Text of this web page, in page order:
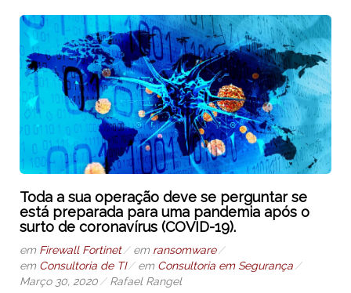
Toda a sua operação deve se perguntar se
está preparada para uma pandemia após o
surto de coronavírus (COVID-19).
em Firewall Fortinet em ransomware
em Consultoria de TI em Consultoria em Segurança
Março 30, 2020
Rafael Rangel